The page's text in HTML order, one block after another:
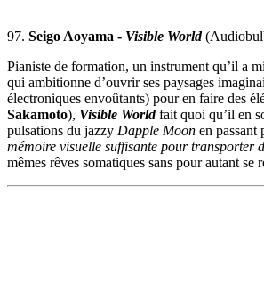
97. Seigo Aoyama - Visible World
Pianiste de formation, un instrument qu’il a
qui ambitionne d’ouvrir ses paysages
électroniques envoûtants) pour en faire des
Sakamoto), Visible World fait quoi qu’il en
pulsations du jazzy Dapple Moon en passant
mémoire visuelle suffisante pour transporter
mêmes rêves somatiques sans pour autant se